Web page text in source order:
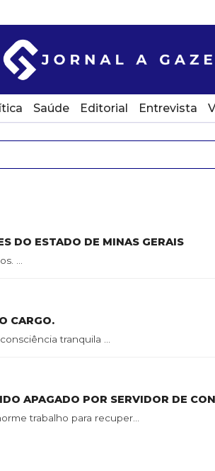
Saúde Editorial Entrevista
DO ESTADO DE MINAS GERAIS
...
CARGO.
tranquila ...
APAGADO POR SERVIDOR DE
trabalho para recuper...